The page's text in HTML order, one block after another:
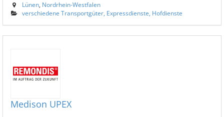
Lünen, Nordrhein-Westfalen
verschiedene Transportgüter, Expressdienste, Hofdienste
Medison UPEX